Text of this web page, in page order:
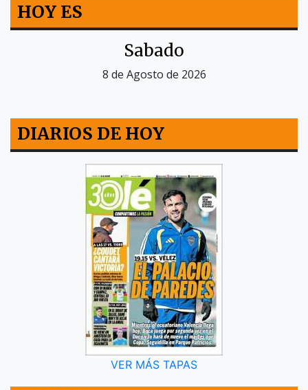
HOY ES
Sabado
8 de Agosto de 2026
DIARIOS DE HOY
VER MÁS TAPAS